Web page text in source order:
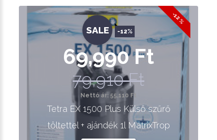
-12 %
SALE -12%
69,990 Ft
79,910 Ft
Nettó ár: 55,110 Ft
Tetra EX 1500 Plus Külső szűrő
töltettel + ajándék 1l MátrixTrop